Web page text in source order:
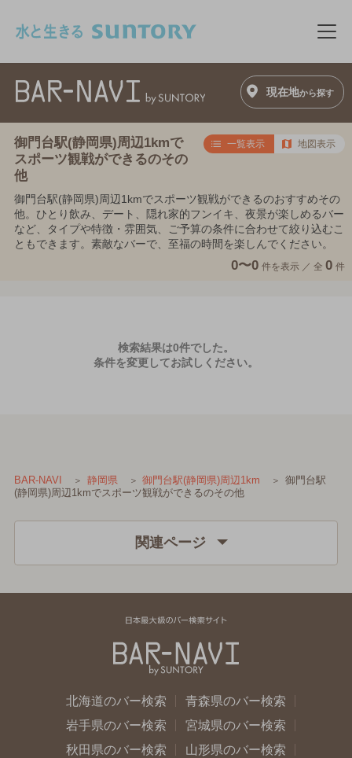
メ
現在地から探す
御門台駅(静岡県)周辺1kmで
スポーツ観戦ができるのその
他
一覧表示 地図表示
御門台駅(静岡県)周辺1kmでスポーツ観戦ができるのおすすめその
他。ひとり飲み、デート、隠れ家的フンイキ、夜景が楽しめるバー
など、タイプや特徴・雰囲気、ご予算の条件に合わせて絞り込むこ
ともできます。素敵なバーで、至福の時間を楽しんでください。
0〜0 件を表示 ／ 全 0 件
検索結果は0件でした。
条件を変更してお試しください。
BAR-NAVI 静岡県 御門台駅(静岡県)周辺1km
御門台駅
(静岡県)周辺1kmでスポーツ観戦ができるのその他
関連ページ
北海道のバー検索
青森県のバー検索
岩手県のバー検索
宮城県のバー検索
秋田県のバー検索
山形県のバー検索